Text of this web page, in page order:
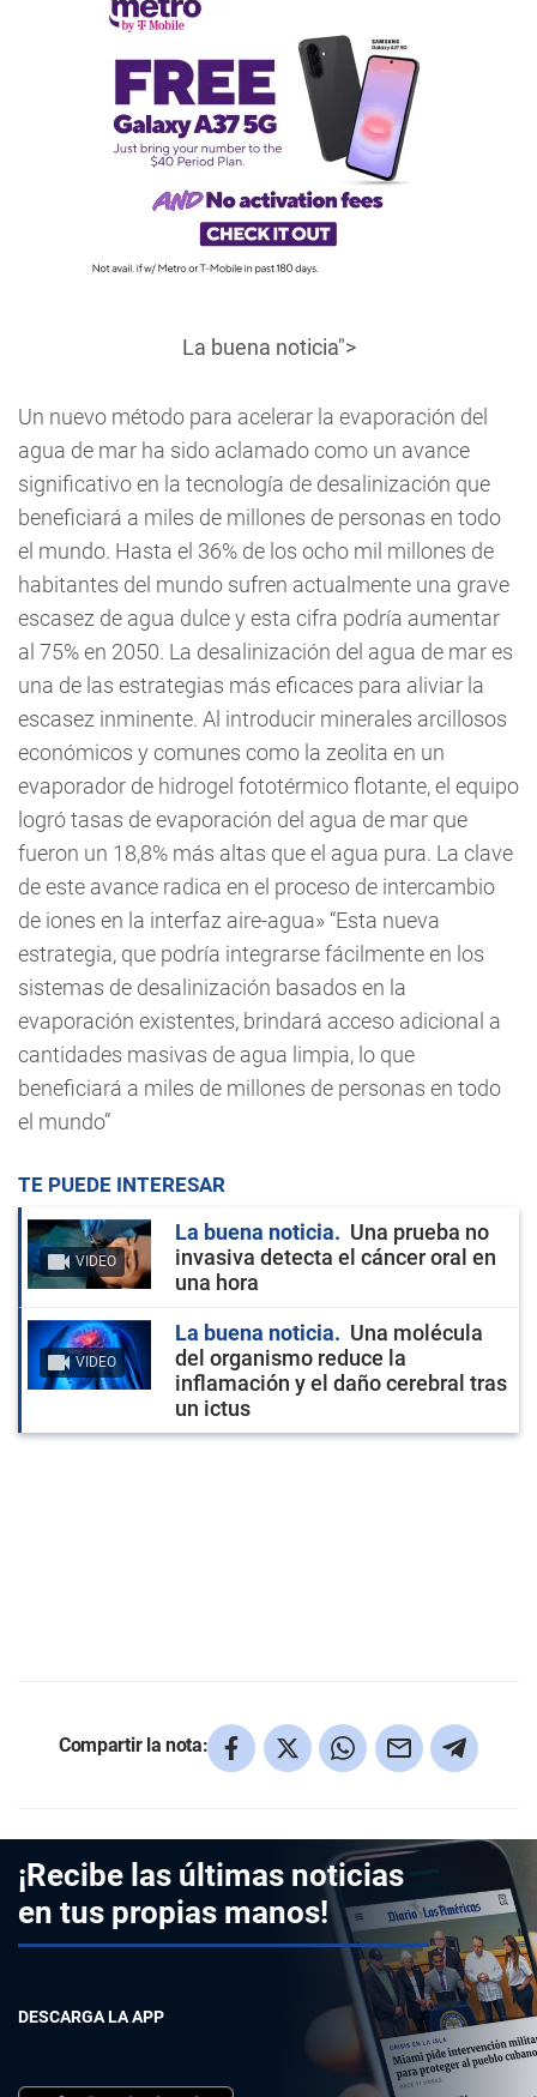
La buena noticia">
Un nuevo método para acelerar la evaporación del
agua de mar ha sido aclamado como un avance
significativo en la tecnología de desalinización que
beneficiará a miles de millones de personas en todo
el mundo. Hasta el 36% de los ocho mil millones de
habitantes del mundo sufren actualmente una grave
escasez de agua dulce y esta cifra podría aumentar
al 75% en 2050. La desalinización del agua de mar es
una de las estrategias más eficaces para aliviar la
escasez inminente. Al introducir minerales arcillosos
económicos y comunes como la zeolita en un
evaporador de hidrogel fototérmico flotante, el equipo
logró tasas de evaporación del agua de mar que
fueron un 18,8% más altas que el agua pura. La clave
de este avance radica en el proceso de intercambio
de iones en la interfaz aire-agua» “Esta nueva
estrategia, que podría integrarse fácilmente en los
sistemas de desalinización basados en la
evaporación existentes, brindará acceso adicional a
cantidades masivas de agua limpia, lo que
beneficiará a miles de millones de personas en todo
el mundo”
TE PUEDE INTERESAR
VIDEO
La buena noticia
Una prueba no
invasiva detecta el cáncer oral en
una hora
VIDEO
La buena noticia
Una molécula
del organismo reduce la
inflamación y el daño cerebral tras
un ictus
Compartir la nota:
¡Recibe las últimas noticias
en tus propias manos!
DESCARGA LA APP